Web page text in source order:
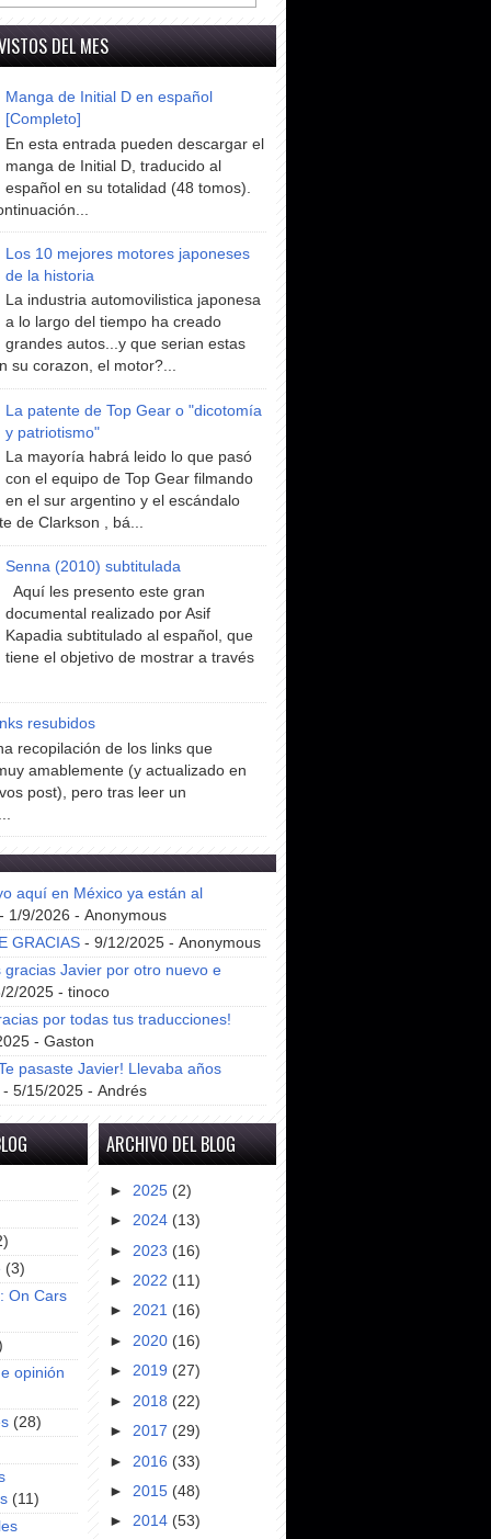
DEL MES
Manga de Initial D en español
[Completo]
En esta entrada pueden descargar el
manga de Initial D, traducido al
español en su totalidad (48 tomos).
Los 10 mejores motores japoneses
de la historia
La industria automovilistica japonesa
a lo largo del tiempo ha creado
grandes autos...y que serian estas
su corazon, el motor?...
La patente de Top Gear o "dicotomía
y patriotismo"
La mayoría habrá leido lo que pasó
con el equipo de Top Gear filmando
en el sur argentino y el escándalo
de Clarkson , bá...
Senna (2010) subtitulada
Aquí les presento este gran
documental realizado por Asif
Kapadia subtitulado al español, que
tiene el objetivo de mostrar a través
resubidos
recopilación de los links que
amablemente (y actualizado en
post), pero tras leer un
aquí en México ya están al
1/9/2026 - Anonymous
GRACIAS - 9/12/2025 - Anonymous
gracias Javier por otro nuevo e
2025 - tinoco
por todas tus traducciones!
- Gaston
pasaste Javier! Llevaba años
- 5/15/2025 - Andrés
(3)
On Cars
opinión
(28)
(11)
ARCHIVO DEL BLOG
► 2025 (2)
► 2024 (13)
► 2023 (16)
► 2022 (11)
► 2021 (16)
► 2020 (16)
► 2019 (27)
► 2018 (22)
► 2017 (29)
► 2016 (33)
► 2015 (48)
► 2014 (53)